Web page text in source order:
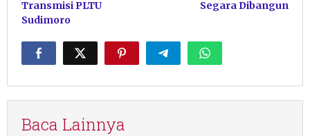
Transmisi PLTU
Sudimoro
Segara Dibangun
Baca Lainnya